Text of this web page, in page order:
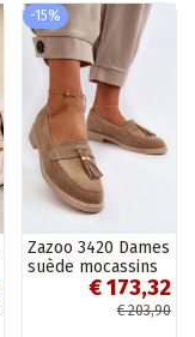
-15%
Zazoo 3420 Dames
suède mocassins
met brede hakken
€ 173,32
€ 203,90